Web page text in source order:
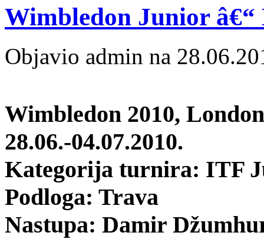
Wimbledon Junior
Objavio admin na
Wimbledon 2010,
28.06.-04.07.2010.
Kategorija turnira: ITF
Podloga: Trava
Nastupa: Damir